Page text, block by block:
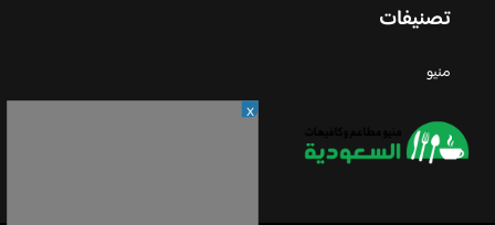
تصنيفات
منيو
X